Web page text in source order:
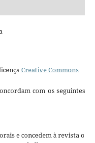
Creative Commons
com os seguintes
e concedem à revista o